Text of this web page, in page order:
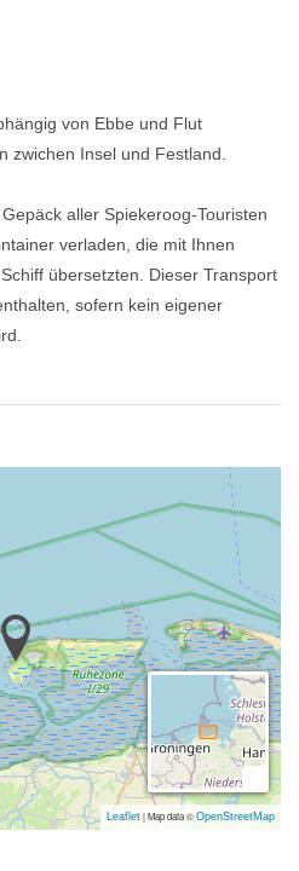
von Ebbe und Flut
zwichen Insel und Festland.
aller Spiekeroog-Touristen
verladen, die mit Ihnen
übersetzten. Dieser Transport
sofern kein eigener
Leaflet |Map data © OpenStreetMap